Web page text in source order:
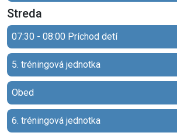
Streda
07:30 - 08:00 Príchod detí
5. tréningová jednotka
Obed
6. tréningová jednotka